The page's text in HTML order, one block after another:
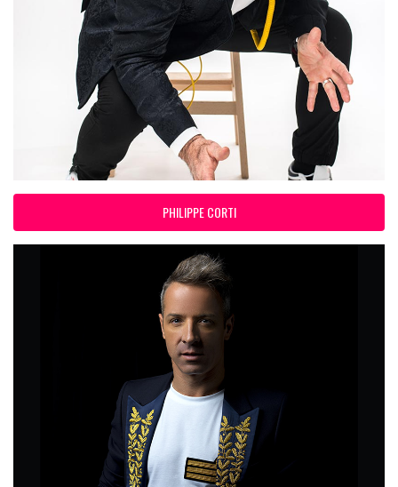
PHILIPPE CORTI